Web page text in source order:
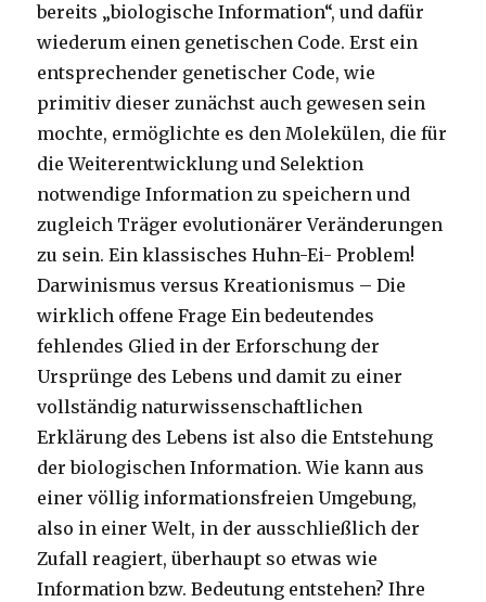
bereits „biologische Information“, und dafür
wiederum einen genetischen Code. Erst ein
entsprechender genetischer Code, wie
primitiv dieser zunächst auch gewesen sein
mochte, ermöglichte es den Molekülen, die für
die Weiterentwicklung und Selektion
notwendige Information zu speichern und
zugleich Träger evolutionärer Veränderungen
zu sein. Ein klassisches Huhn-Ei- Problem!
Darwinismus versus Kreationismus – Die
wirklich offene Frage Ein bedeutendes
fehlendes Glied in der Erforschung der
Ursprünge des Lebens und damit zu einer
vollständig naturwissenschaftlichen
Erklärung des Lebens ist also die Entstehung
der biologischen Information. Wie kann aus
einer völlig informationsfreien Umgebung,
also in einer Welt, in der ausschließlich der
Zufall reagiert, überhaupt so etwas wie
Information bzw. Bedeutung entstehen? Ihre